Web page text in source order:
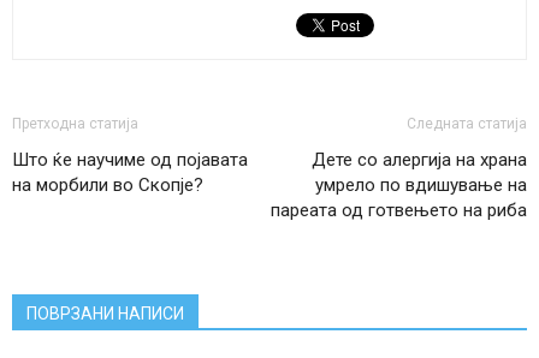
Претходна статија
Што ќе научиме од појавата
на морбили во Скопје?
Следната статија
Дете со алергија на храна
умрело по вдишување на
пареата од готвењето на риба
ПОВРЗАНИ НАПИСИ